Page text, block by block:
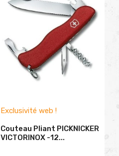
Exclusivité web !
Couteau Pliant PICKNICKER
VICTORINOX -12...